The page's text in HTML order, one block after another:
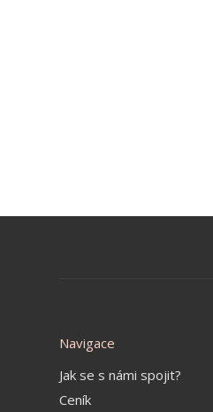
Navigace
Jak se s námi spojit?
Ceník